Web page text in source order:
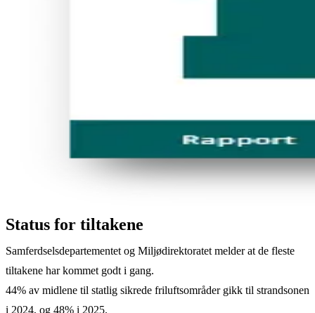
Status for tiltakene
Samferdselsdepartementet og Miljødirektoratet melder at de fleste
tiltakene har kommet godt i gang.
44% av midlene til statlig sikrede friluftsområder gikk til strandsonen
i 2024, og 48% i 2025.